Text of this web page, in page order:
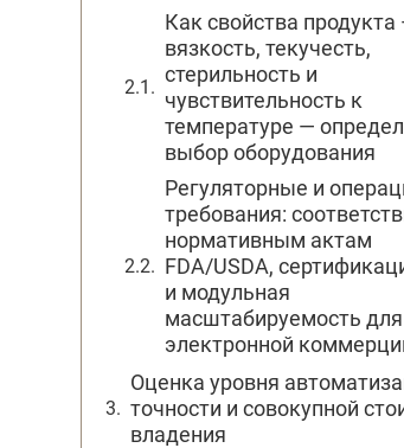
Как свойства продукта
вязкость, текучесть,
стерильность и
чувствительность к
температуре —
выбор оборудования
Регуляторные и
требования:
нормативным актам
FDA/USDA,
и модульная
масштабируемость для
электронной
Оценка уровня
точности и совокупной
владения